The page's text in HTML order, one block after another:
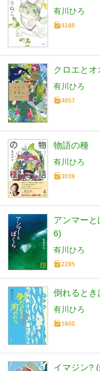
有川ひろ
4180
クロエとオ
有川ひろ
4057
物語の種
有川ひろ
3039
アンマー
6)
有川ひろ
2285
倒れると
有川ひろ
1600
イマジン?